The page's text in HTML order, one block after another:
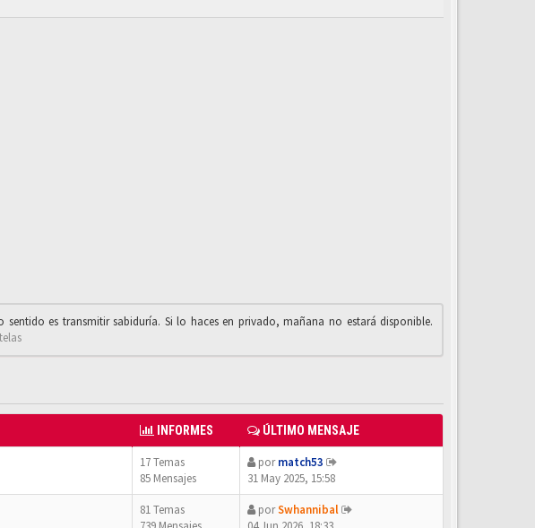
sentido es transmitir sabiduría. Si lo haces en privado, mañana no estará disponible.
INFORMES ÚLTIMO MENSAJE
17 Temas
85 Mensajes
pormatch53
31 May 2025, 15:58
81 Temas
porSwhannibal